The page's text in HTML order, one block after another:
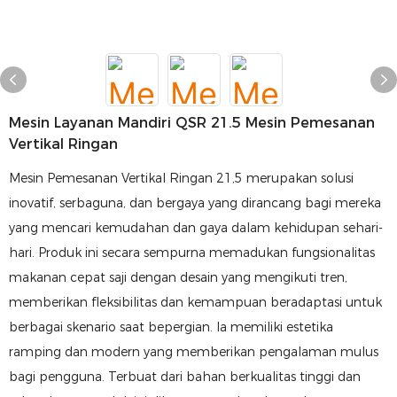
Mesin Layanan Mandiri QSR 21.5 Mesin Pemesanan
Vertikal Ringan
Mesin Pemesanan Vertikal Ringan 21,5 merupakan solusi
inovatif, serbaguna, dan bergaya yang dirancang bagi mereka
yang mencari kemudahan dan gaya dalam kehidupan sehari-
hari. Produk ini secara sempurna memadukan fungsionalitas
makanan cepat saji dengan desain yang mengikuti tren,
memberikan fleksibilitas dan kemampuan beradaptasi untuk
berbagai skenario saat bepergian. Ia memiliki estetika
ramping dan modern yang memberikan pengalaman mulus
bagi pengguna. Terbuat dari bahan berkualitas tinggi dan